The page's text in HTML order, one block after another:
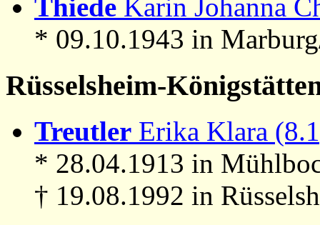
Thiede Karin Johanna
* 09.10.1943 in
Rüsselsheim-
Treutler Erika Klara
* 28.04.1913 in
† 19.08.1992 in